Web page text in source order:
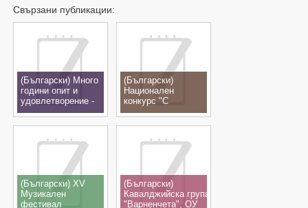
Свързани публикации:
(Български) Много
години опит и
удовлетворение -
снимки
(Български)
Национален
конкурс "С
музиката на Никола
23.11.2019
(Български) XV
Музикален
фестивал
(Български)
Кавалджийска група
"Варненчета", ОУ